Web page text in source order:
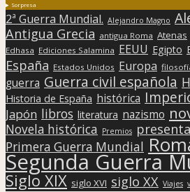
Sorpresa
2ª Guerra Mundial. Alejandro Magno
Antigua Grecia antigua Roma Atenas
Edhasa Ediciones Salamina EEUU Egipto
España Estados Unidos Europa
guerra Guerra civil española
Historia de España histórica
Japón libros literatura nazismo
Novela histórica Premios
Primera Guerra Mundial
Segunda Guerra
Siglo XIX siglo XVI siglo XX Viajes